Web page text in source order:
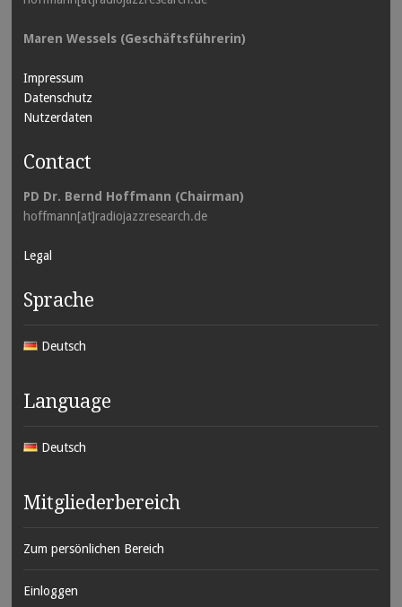
Maren Wessels (Geschäftsführerin)
Impressum
Datenschutz
Nutzerdaten
Contact
PD Dr. Bernd Hoffmann (Chairman)
hoffmann[at]radiojazzresearch.de
Legal
Sprache
Deutsch
Language
Deutsch
Mitgliederbereich
Zum persönlichen Bereich
Einloggen